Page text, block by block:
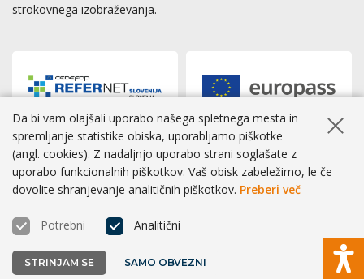
strokovnega izobraževanja.
Dostopnost|Zasebnost|Piškotki
Skrij
Da bi vam olajšali uporabo našega spletnega mesta in
spremljanje statistike obiska, uporabljamo piškotke
(angl. cookies). Z nadaljnjo uporabo strani soglašate z
uporabo funkcionalnih piškotkov. Vaš obisk zabeležimo, le če
dovolite shranjevanje analitičnih piškotkov. Preberi več
Potrebni Analitični
STRINJAM SE SAMO OBVEZNI